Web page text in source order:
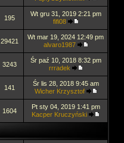
195
Wt gru 31, 2019 2:21 pm
fifi08
29421
Wt mar 19, 2024 12:49 pm
alvaro1987
3243
Śr paź 10, 2018 8:32 pm
rrradek
141
Śr lis 28, 2018 9:45 am
Wicher Krzysztof
1604
Pt sty 04, 2019 1:41 pm
Kacper Kruczyński